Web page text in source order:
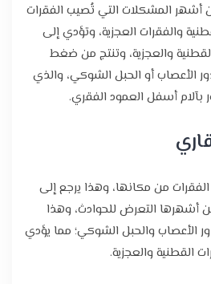
أشهر المشكلات التي تُصيب الفقرات
والفقرات العجزية، وتؤدي إلى
والعجزية، وتنتج من ضغط
الأعصاب أو الحبل الشوكي، والذي
أسفل العمود الفقري.
من مكانها، وهذا يرجع إلى
أشهرها التعرض للحوادث، وهذا
الأعصاب والحبل الشوكي؛ مما يؤدي
القطنية والعجزية.